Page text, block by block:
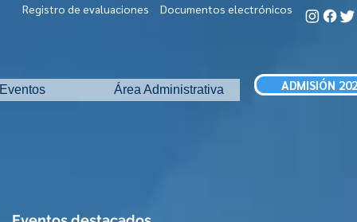
Registro de evaluaciones Documentos electrónicos
Eventos Área Administrativa ADMISIÓN